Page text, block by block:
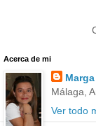
Acerca de mi
Marga
Málaga,
Ver todo